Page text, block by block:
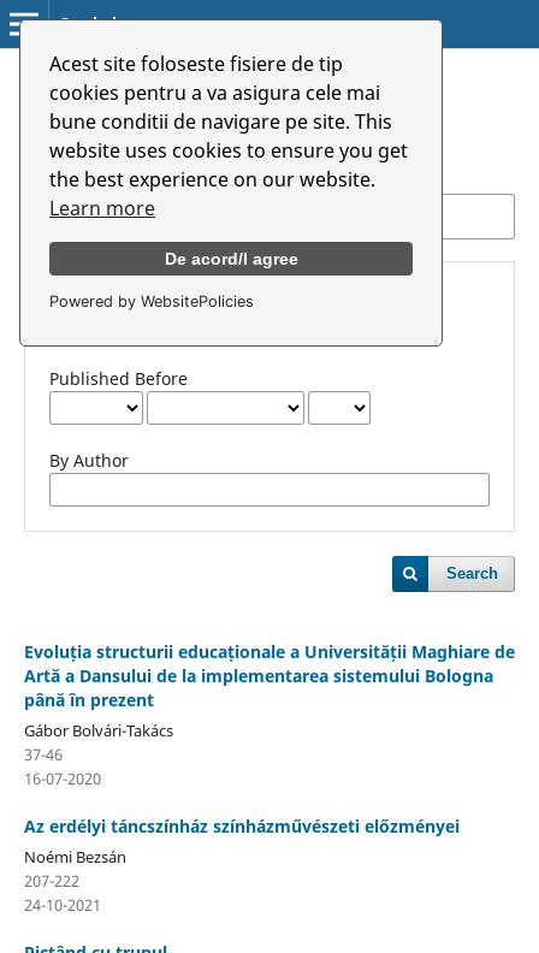
Acest site foloseste fisiere de tip
cookies pentru a va asigura cele mai
bune conditii de navigare pe site. This
website uses cookies to ensure you get
the best experience on our website.
Learn more
De acord/I agree
Powered by WebsitePolicies
Symbolon
/
Search
Advanced filters
Published After
Published Before
By Author
Search
Evoluția structurii educaționale a Universității Maghiare de
Artă a Dansului de la implementarea sistemului Bologna
până în prezent
Gábor Bolvári-Takács
37-46
16-07-2020
Az erdélyi táncszínház színházművészeti előzményei
Noémi Bezsán
207-222
24-10-2021